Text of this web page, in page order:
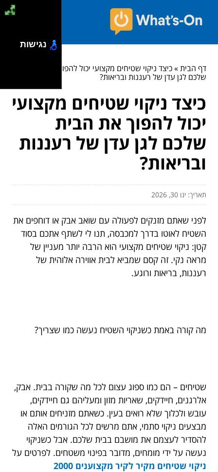
דף הבית»כיצד ניקוי שטיחים מקצועי יכול להפוך את הבית
שלכם לגן עדן של רעננות ובריאות?
כיצד ניקוי שטיחים מקצועי
יכול להפוך את הבית
שלכם לגן עדן של רעננות
ובריאות?
תאריך: ינו 30, 2026
לפני שאתם מזנקים לפעולה עם שואב אבק או דוחפים את
השטיח לאוטו בדרך למכבסה, תנו לי לשתף אתכם בסוד
קטן: ניקוי שטיחים מקצועי הוא הרבה יותר מעניין של
מראה נקי. זה קסם שמביא לבית אווירה אלוהית של
רעננות, בריאות ורוגע.
מה קורה באמת כשניקוי השטיח נעשה כמו שצריך?
שטיחים – הם כמו ספוג עצום לכל מה שקורה בבית. אבק,
אלרגנים, חיידקים, שאריות מזון ומעליהם גם חיידקים,
עובש ולכלוך שלא רואים בעין. כשאתם מזניחים אותם או
מבצעים ניקוי סתמי, אתם מרשים לכל הגורמים האלה
להסדיר לעצמם את מושבם בבית שלכם. אבל כשניקוי
נעשה על ידי מומחים, מדובר בפינוי משטחים. לפרטים על
ניקוי שטיחים מקיר לקיר מקצוענים 2000
נגישות